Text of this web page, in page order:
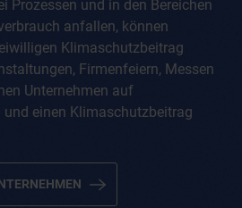
Prozessen und in den Bereichen
anfallen, können
Klimaschutzbeitrag
Firmenfeiern, Messen
Unternehmen auf
einen Klimaschutzbeitrag